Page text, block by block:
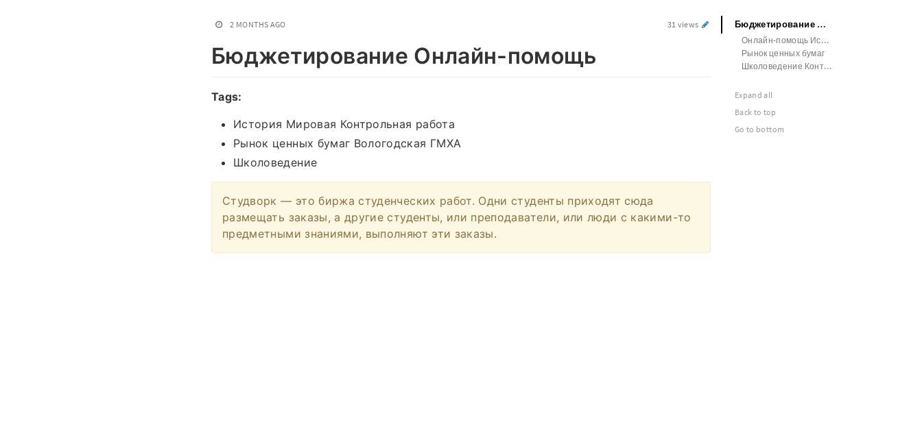
2 MONTHS AGO 31 views
Бюджетирование Онлайн-помощь
Tags:
История Мировая Контрольная работа
Рынок ценных бумаг Вологодская ГМХА
Школоведение
Студворк — это биржа студенческих работ. Одни студенты приходят сюда
размещать заказы, а другие студенты, или преподаватели, или люди с какими-то
предметными знаниями, выполняют эти заказы.
Бюджетирование Онлайн-помощь
Онлайн-помощь История Мировая
Рынок ценных бумаг
Школоведение Контрольная работа
Expand all
Back to top
Go to bottom